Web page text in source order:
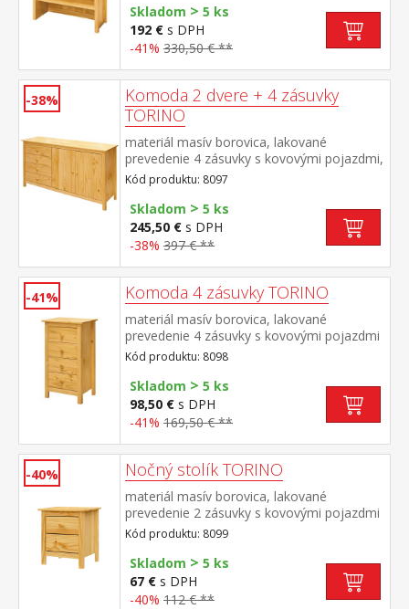
Skladom > 5 ks
192 € s DPH
-41% 330,50 € **
-38%
Komoda 2 dvere + 4 zásuvky
TORINO
materiál masív borovica, lakované
prevedenie 4 zásuvky s kovovými pojazdmi,
2 plné dvere, 1 polica
Kód produktu: 8097
Skladom > 5 ks
245,50 € s DPH
-38% 397 € **
-41% Komoda 4 zásuvky TORINO
materiál masív borovica, lakované
prevedenie 4 zásuvky s kovovými pojazdmi
Kód produktu: 8098
Skladom > 5 ks
98,50 € s DPH
-41% 169,50 € **
-40% Nočný stolík TORINO
materiál masív borovica, lakované
prevedenie 2 zásuvky s kovovými pojazdmi
Kód produktu: 8099
Skladom > 5 ks
67 € s DPH
-40% 112 € **